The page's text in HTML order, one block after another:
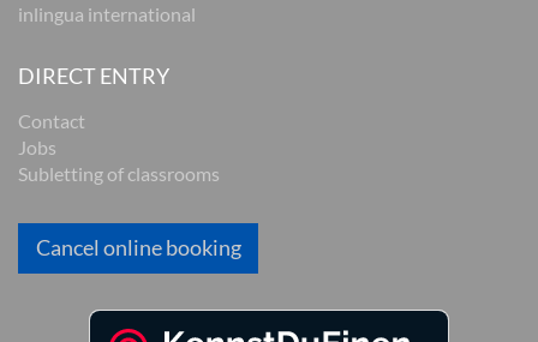
inlingua international
DIRECT ENTRY
Contact
Jobs
Subletting of classrooms
Cancel online booking